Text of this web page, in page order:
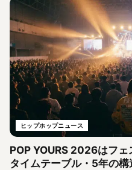
ヒップホップニュース
POP YOURS 2026はフェ
タイムテーブル・5年の構